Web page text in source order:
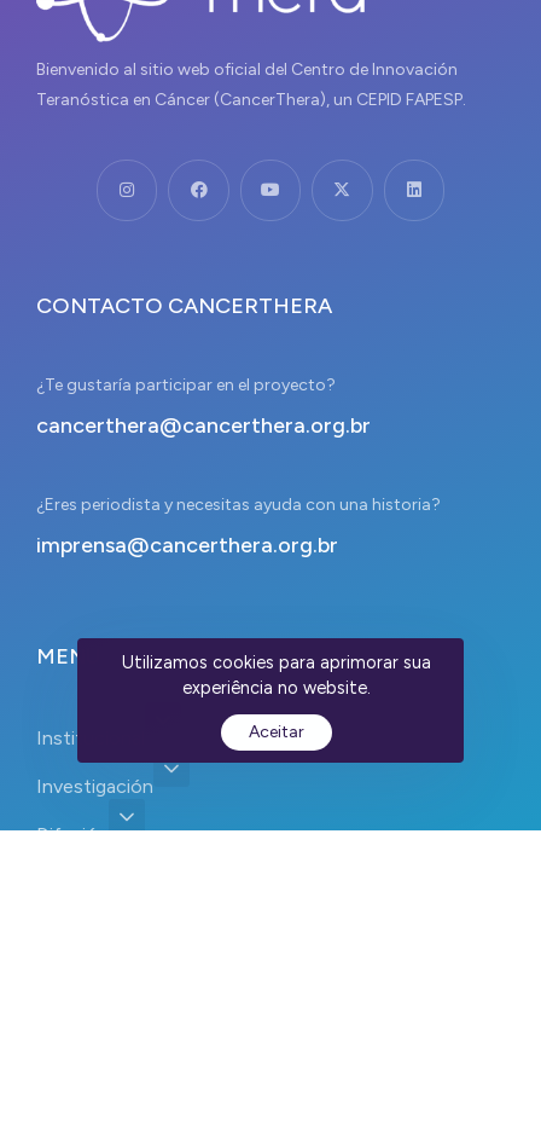
Bienvenido al sitio web oficial del Centro de Innovación
Teranóstica en Cáncer (CancerThera), un CEPID FAPESP.
CONTACTO CANCERTHERA
¿Te gustaría participar en el proyecto?
cancerthera@cancerthera.org.br
¿Eres periodista y necesitas ayuda con una historia?
imprensa@cancerthera.org.br
MENU
Institucional
Investigación
Difusión
Utilizamos cookies para aprimorar sua
experiência no website.
Aceitar